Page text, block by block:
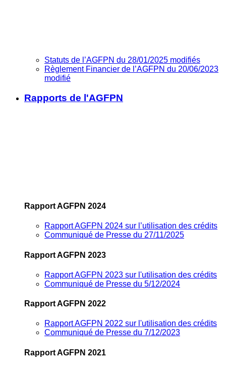
Statuts de l’AGFPN du 28/01/2025 modifiés
Règlement Financier de l’AGFPN du 20/06/2023
modifié
Rapports de l'AGFPN
Rapport AGFPN 2024
Rapport AGFPN 2024 sur l’utilisation des crédits
Communiqué de Presse du 27/11/2025
Rapport AGFPN 2023
Rapport AGFPN 2023 sur l'utilisation des crédits
Communiqué de Presse du 5/12/2024
Rapport AGFPN 2022
Rapport AGFPN 2022 sur l'utilisation des crédits
Communiqué de Presse du 7/12/2023
Rapport AGFPN 2021